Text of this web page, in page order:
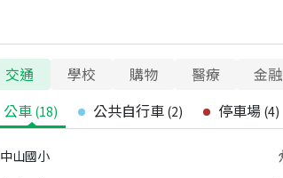
交通 學校 購物 醫療 金融
公車 (18) 公共自行車 (2) 停車場 (4)
中山國小